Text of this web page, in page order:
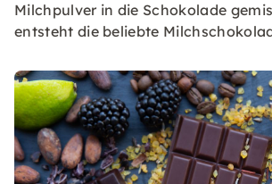
Milchpulver in die Schokolade
entsteht die beliebte